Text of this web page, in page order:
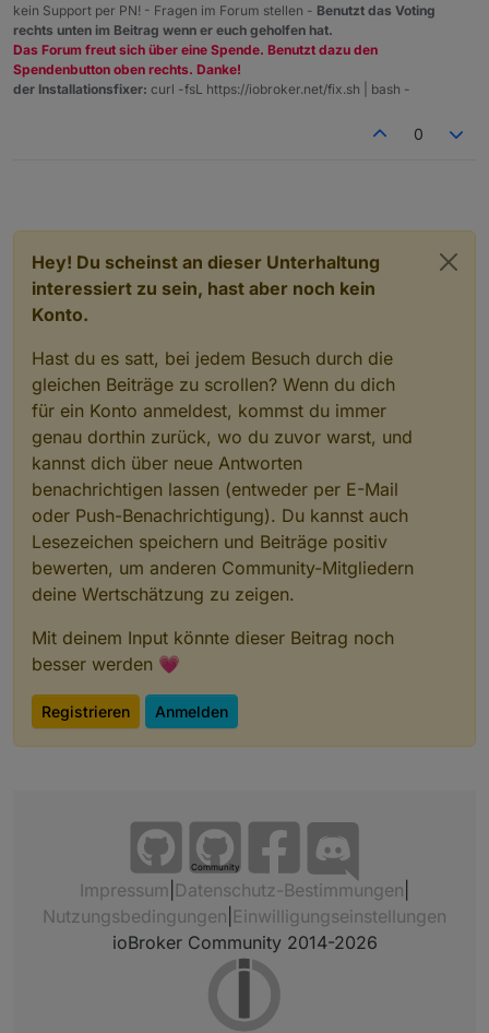
machen. Auch die Skalierung der y Achse gefällt mir
nicht, weil Ausschläge so heftig angezeigt werden.
Hat jemand einen Tipp wie ich die Darstellung
homogener aufbauen kann? Freue mich auf alle Tipps!
kein Support per PN! - Fragen im Forum stellen - Benutzt das Voting
rechts unten im Beitrag wenn er euch geholfen hat.
Das Forum freut sich über eine Spende. Benutzt dazu den
Spendenbutton oben rechts. Danke!
der Installationsfixer: curl -fsL https://iobroker.net/fix.sh | bash -
0
Hey! Du scheinst an dieser Unterhaltung
interessiert zu sein, hast aber noch kein
Konto.
Hast du es satt, bei jedem Besuch durch die
gleichen Beiträge zu scrollen? Wenn du dich
für ein Konto anmeldest, kommst du immer
genau dorthin zurück, wo du zuvor warst, und
kannst dich über neue Antworten
benachrichtigen lassen (entweder per E-Mail
oder Push-Benachrichtigung). Du kannst auch
Lesezeichen speichern und Beiträge positiv
bewerten, um anderen Community-Mitgliedern
deine Wertschätzung zu zeigen.
Mit deinem Input könnte dieser Beitrag noch
besser werden 💗
Registrieren Anmelden
Community
Impressum Datenschutz-Bestimmungen
Nutzungsbedingungen Einwilligungseinstellungen
ioBroker Community 2014-2026